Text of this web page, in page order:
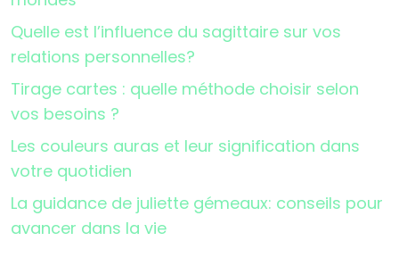
Quelle est l’influence du sagittaire sur vos
relations personnelles?
Tirage cartes : quelle méthode choisir selon
vos besoins ?
Les couleurs auras et leur signification dans
votre quotidien
La guidance de juliette gémeaux: conseils pour
avancer dans la vie